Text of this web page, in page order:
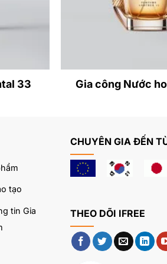
và tinh
cấp, tạo
mờ hoặc
33 Gia công Nước
tạo
tin Gia
CHUYÊN GIA ĐẾN
THEO DÕI IFREE